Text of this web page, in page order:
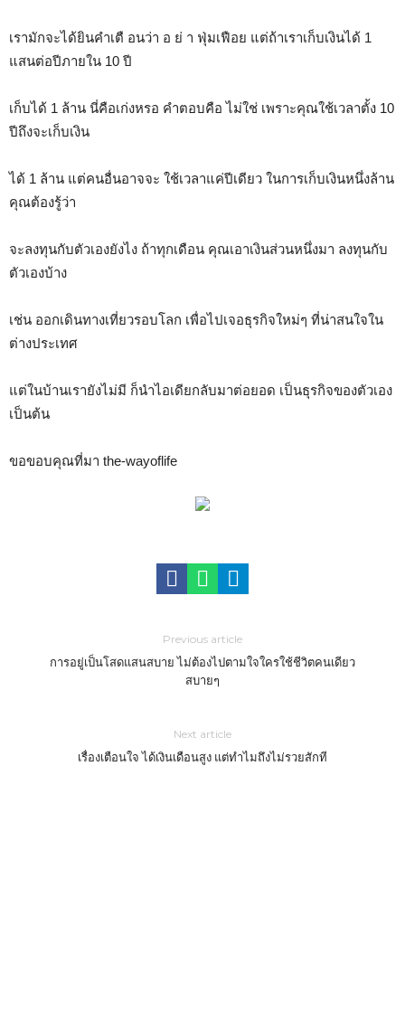
เรามักจะได้ยินคำเตื อนว่า อ ย่ า ฟุ่มเฟือย แต่ถ้าเราเก็บเงินได้ 1
แสนต่อปีภายใน 10 ปี
เก็บได้ 1 ล้าน นี่คือเก่งหรอ คำตอบคือ ไม่ใช่ เพราะคุณใช้เวลาตั้ง 10
ปีถึงจะเก็บเงิน
ได้ 1 ล้าน แต่คนอื่นอาจจะ ใช้เวลาแค่ปีเดียว ในการเก็บเงินหนึ่งล้าน
คุณต้องรู้ว่า
จะลงทุนกับตัวเองยังไง ถ้าทุกเดือน คุณเอาเงินส่วนหนึ่งมา ลงทุนกับ
ตัวเองบ้าง
เช่น ออกเดินทางเที่ยวรอบโลก เพื่อไปเจอธุรกิจใหม่ๆ ที่น่าสนใจใน
ต่างประเทศ
แต่ในบ้านเรายังไม่มี ก็นำไอเดียกลับมาต่อยอด เป็นธุรกิจของตัวเอง
เป็นต้น
ขอขอบคุณที่มา the-wayoflife
Previous article
การอยู่เป็นโสดแสนสบาย ไม่ต้องไปตามใจใครใช้ชีวิตคนเดียว
สบายๆ
Next article
เรื่องเตือนใจ ได้เงินเดือนสูง แต่ทำไมถึงไม่รวยสักที